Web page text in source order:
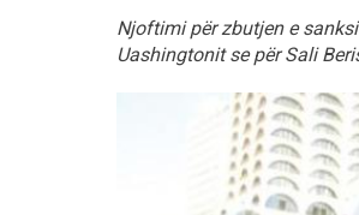
Njoftimi për zbutjen e
Uashingtonit se për Sali